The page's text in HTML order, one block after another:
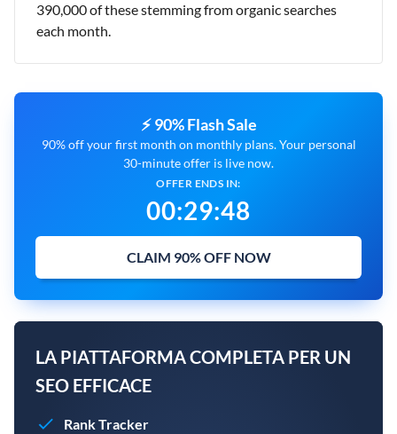
390,000 of these stemming from organic searches
each month.
⚡ 90% Flash Sale
90% off your first month on monthly plans. Your personal
30-minute offer is live now.
OFFER ENDS IN:
00:29:47
CLAIM 90% OFF NOW
LA PIATTAFORMA COMPLETA PER UN
SEO EFFICACE
Rank Tracker